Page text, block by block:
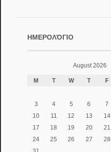
ΗΜΕΡΟΛΌΓΙΟ
August 2026
M T W T F
3
4 5 6 7
10
11 12 13 14
17
18 19 20 21
24
25 26 27 28